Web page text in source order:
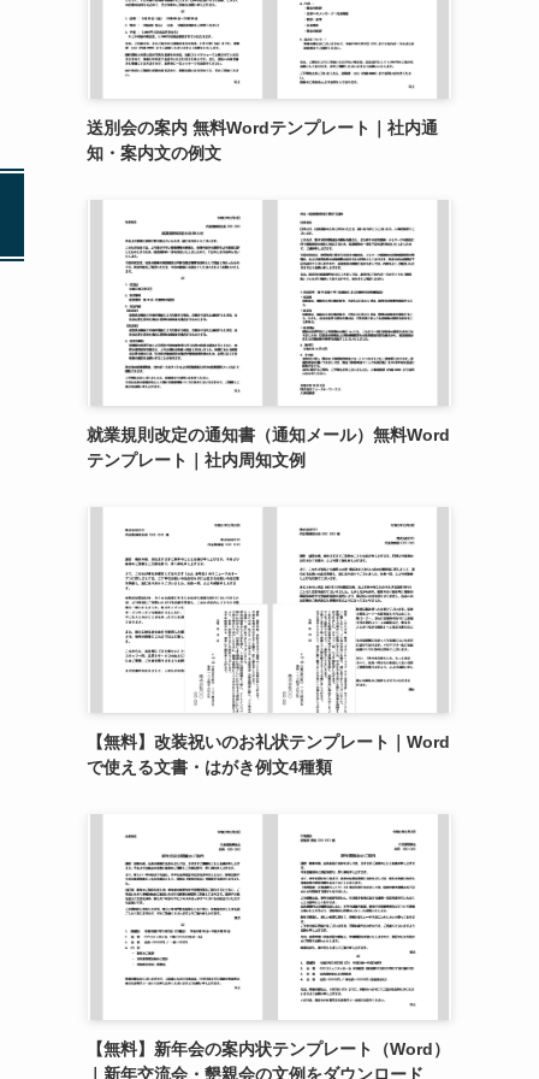
送別会の案内 無料Wordテンプレート｜社内通
知・案内文の例文
就業規則改定の通知書（通知メール）無料Word
テンプレート｜社内周知文例
【無料】改装祝いのお礼状テンプレート｜Word
で使える文書・はがき例文4種類
【無料】新年会の案内状テンプレート（Word）
｜新年交流会・懇親会の文例をダウンロード